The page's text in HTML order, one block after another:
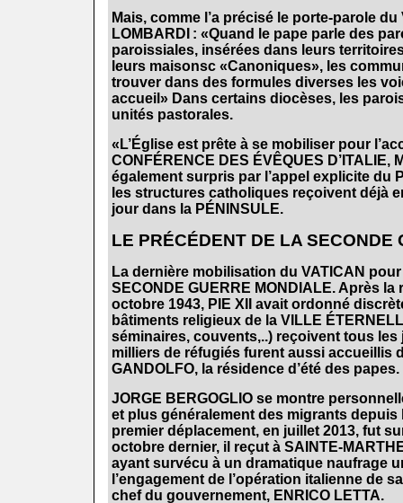
Mais, comme l’a précisé le porte-parole du
LOMBARDI : «Quand le pape parle des
paroissiales, insérées dans leurs
leurs maisonsc «Canoniques», les
trouver dans des formules diverses les
accueil» Dans certains diocèses, les
unités pastorales.
«L’Église est prête à se mobiliser pour
CONFÉRENCE DES ÉVÊQUES D’ITALIE,
également surpris par l’appel explicite du
les structures catholiques reçoivent déjà
jour dans la PÉNINSULE.
LE PRÉCÉDENT DE LA SECONDE
La dernière mobilisation du VATICAN
SECONDE GUERRE MONDIALE. Après la
octobre 1943, PIE XII avait ordonné
bâtiments religieux de la VILLE
séminaires, couvents,..) reçoivent tous les
milliers de réfugiés furent aussi accueillis
GANDOLFO, la résidence d’été des papes.
JORGE BERGOGLIO se montre
et plus généralement des migrants
premier déplacement, en juillet 2013, fut
octobre dernier, il reçut à SAINTE-
ayant survécu à un dramatique naufrage
l’engagement de l’opération italienne de
chef du gouvernement, ENRICO LETTA.